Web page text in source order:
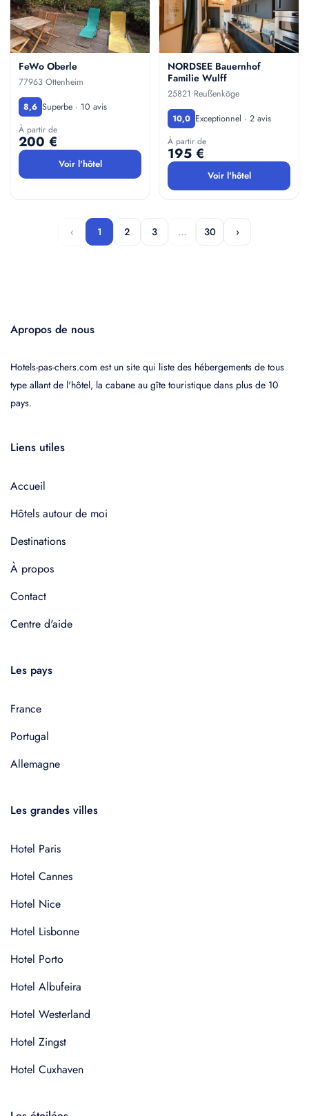
FeWo Oberle
77963 Ottenheim
8,6 Superbe · 10 avis
À partir de
200 €
Voir l'hôtel
NORDSEE Bauernhof
Familie Wulff
25821 Reußenköge
10,0 Exceptionnel · 2 avis
À partir de
195 €
Voir l'hôtel
‹ 1 2 3 … 30 ›
Apropos de nous
Hotels-pas-chers.com est un site qui liste des hébergements de tous
type allant de l'hôtel, la cabane au gîte touristique dans plus de 10
pays.
Liens utiles
Accueil
Hôtels autour de moi
Destinations
À propos
Contact
Centre d'aide
Les pays
France
Portugal
Allemagne
Les grandes villes
Hotel Paris
Hotel Cannes
Hotel Nice
Hotel Lisbonne
Hotel Porto
Hotel Albufeira
Hotel Westerland
Hotel Zingst
Hotel Cuxhaven